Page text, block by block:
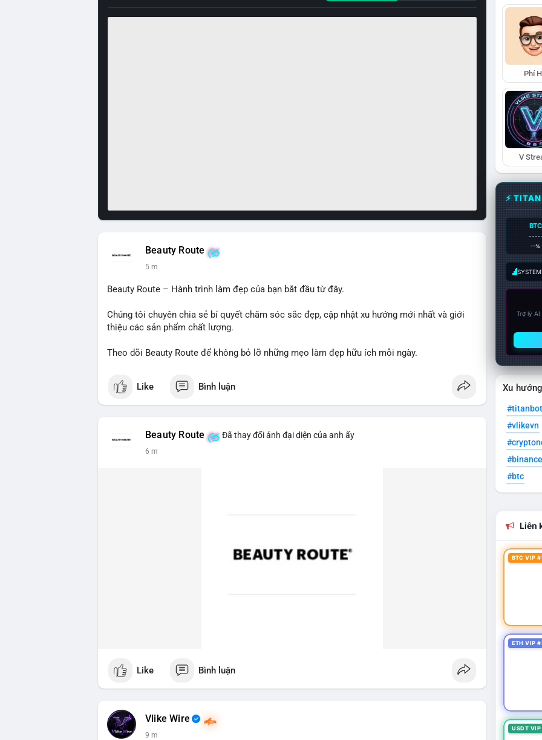
Beauty Route
5 m
Beauty Route – Hành trình làm đẹp của bạn bắt đầu từ đây.
Chúng tôi chuyên chia sẻ bí quyết chăm sóc sắc đẹp, cập nhật xu hướng mới nhất và giới
thiệu các sản phẩm chất lượng.
Theo dõi Beauty Route để không bỏ lỡ những mẹo làm đẹp hữu ích mỗi ngày.
Like Bình luận
Beauty Route Đã thay đổi ảnh đại diện của anh ấy
6 m
Like Bình luận
Vlike Wire
9 m
Phí
V
⚡
BTC
--%
Trợ lý
Xu
#titanbot
#vlikevn
#btc
Liên
BTC VIP
ETH VIP
USDT